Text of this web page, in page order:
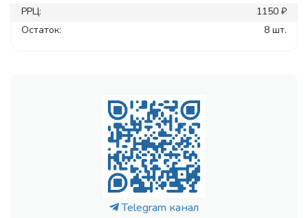
РРЦ:
1150 ₽
Остаток:
8 шт.
Telegram канал